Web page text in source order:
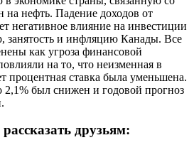
нефть. Падение доходов от
негативное влияние на инвестиции
занятость и инфляцию Канады. Все
как угроза финансовой
на то, что неизменная в
процентная ставка была уменьшена.
2,1% был снижен и годовой прогноз
друзьям: